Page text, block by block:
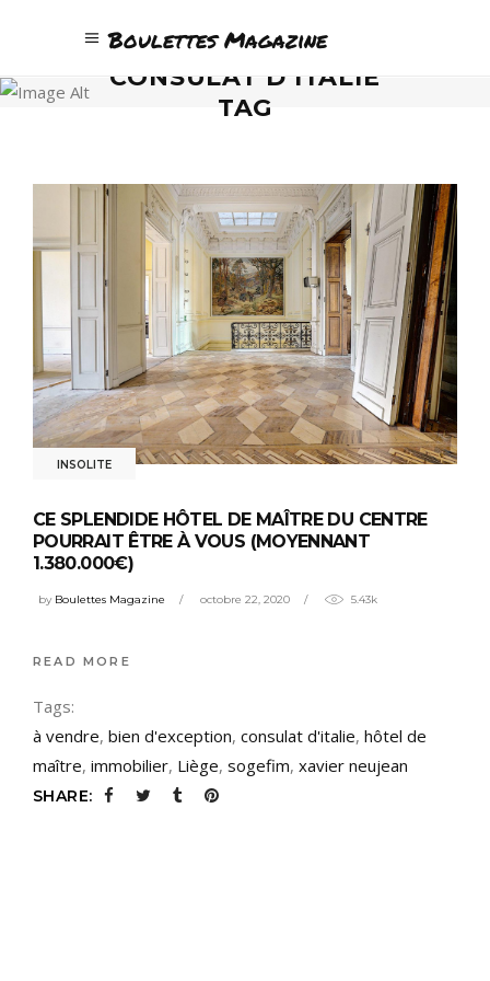
Boulettes Magazine
CONSULAT D’ITALIE
TAG
INSOLITE
CE SPLENDIDE HÔTEL DE MAÎTRE DU CENTRE
POURRAIT ÊTRE À VOUS (MOYENNANT
1.380.000€)
by Boulettes Magazine octobre 22, 2020 5.43k
READ MORE
Tags:
à vendre, bien d'exception, consulat d'italie, hôtel de
maître, immobilier, Liège, sogefim, xavier neujean
SHARE: